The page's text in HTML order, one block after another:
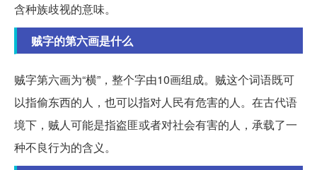
含种族歧视的意味。
贼字的第六画是什么
贼字第六画为“横”，整个字由10画组成。贼这个词语既可
以指偷东西的人，也可以指对人民有危害的人。在古代语
境下，贼人可能是指盗匪或者对社会有害的人，承载了一
种不良行为的含义。